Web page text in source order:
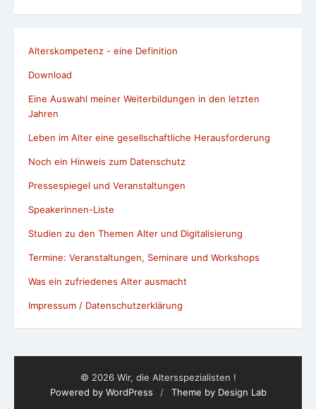
Alterskompetenz - eine Definition
Download
Eine Auswahl meiner Weiterbildungen in den letzten
Jahren
Leben im Alter eine gesellschaftliche Herausforderung
Noch ein Hinweis zum Datenschutz
Pressespiegel und Veranstaltungen
Speakerinnen-Liste
Studien zu den Themen Alter und Digitalisierung
Termine: Veranstaltungen, Seminare und Workshops
Was ein zufriedenes Alter ausmacht
Impressum / Datenschutzerklärung
© 2026 Wir, die Altersspezialisten !
Powered by WordPress
/ Theme by Design Lab